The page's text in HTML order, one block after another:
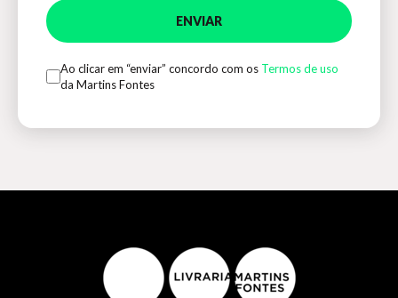
ENVIAR
Ao clicar em “enviar” concordo com os Termos de uso
da Martins Fontes